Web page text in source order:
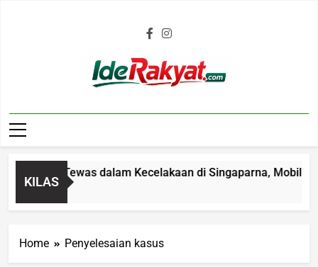
Iderakyat.com
KILAS
Tahun Tewas dalam Kecelakaan di Singaparna, Mobil
Home Penyelesaian kasus